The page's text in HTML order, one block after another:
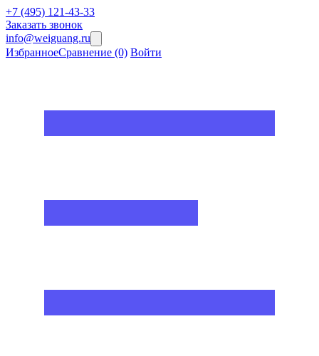
+7 (495) 121-43-33
Заказать звонок
info@weiguang.ru
ИзбранноеСравнение (0) Войти